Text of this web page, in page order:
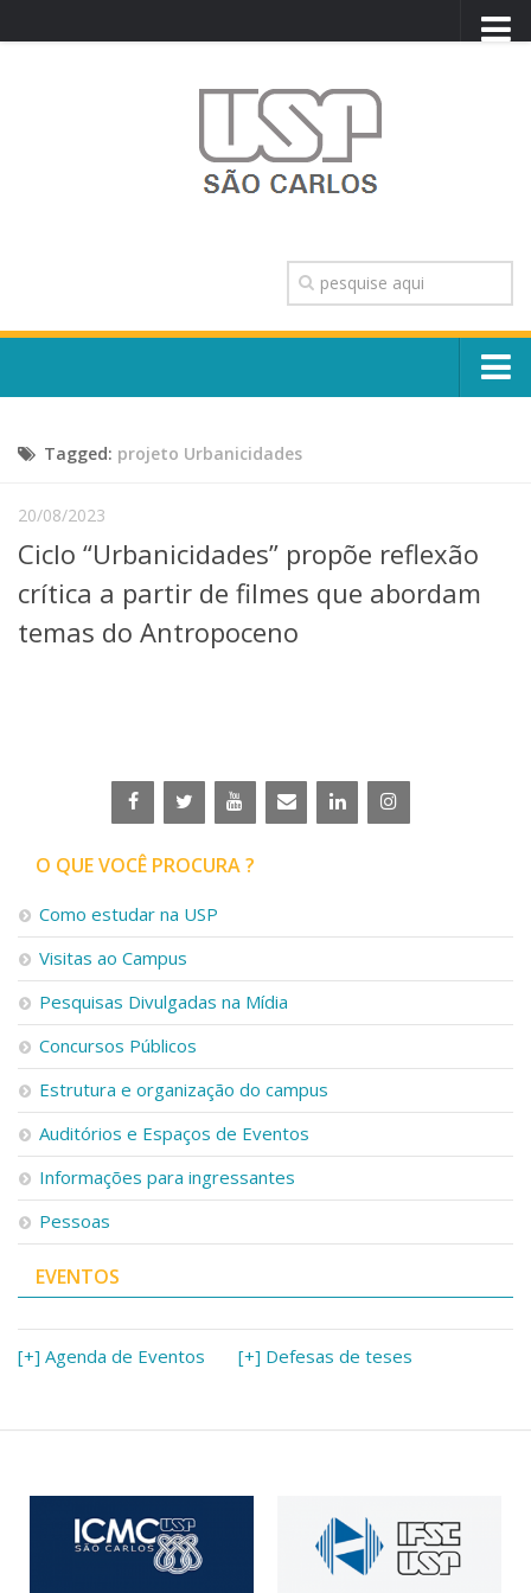
TRANSPARÊNCIA
OUVIDORIA
CONTATO
Escola, Institutos e Órgãos
Núcleos e Comissões
Telefones e Mapas
Graduação
Linhas de Pesquisa
Centros, Núcleos e Projetos em Rede
Iniciação Científica
Empresas Juniores
Extensão à Comunidade
Projetos, Programas e Cursos
Artes, Cultura e Esportes
Museus e Espaços Interativos
Serviços
Bibliotecas
Apoio ao Estudante
Segurança, Trânsito e Prevenção
RH, Administrativo e Financeiro
Outros serviços
Comunicação
Assessorias e Mídias
Aplicativos e Sites
Jornal da USP
Agenda de Eventos
Tagged: projeto Urbanicidades
20/08/2023
Ciclo “Urbanicidades” propõe reflexão
crítica a partir de filmes que abordam
temas do Antropoceno
O QUE VOCÊ PROCURA ?
Como estudar na USP
Visitas ao Campus
Pesquisas Divulgadas na Mídia
Concursos Públicos
Estrutura e organização do campus
Auditórios e Espaços de Eventos
Informações para ingressantes
Pessoas
EVENTOS
[+] Agenda de Eventos [+] Defesas de teses